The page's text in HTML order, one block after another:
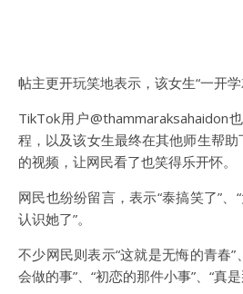
帖主更开玩笑地表示，该女生“一开学
TikTok用户@thammaraksahaidon
程，以及该女生最终在其他师生帮
的视频，让网民看了也笑得乐开怀。
网民也纷纷留言，表示“泰搞笑了”、
认识她了”。
不少网民则表示“这就是无悔的青春”
会做的事”、“初恋的那件小事”、“真是